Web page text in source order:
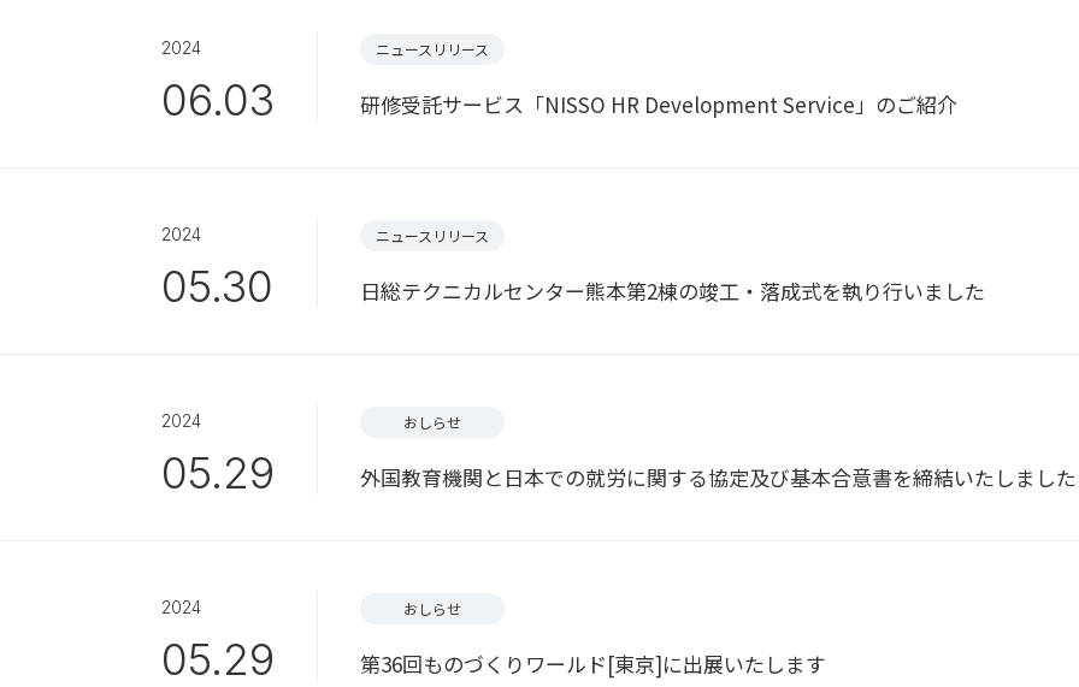
2024
06.03
ニュースリリース
研修受託サービス「NISSO HR Development Service」のご紹介
2024
05.30
ニュースリリース
日総テクニカルセンター熊本第2棟の竣工・落成式を執り行いました
2024
05.29
おしらせ
外国教育機関と日本での就労に関する協定及び基本合意書を締結いたしました
2024
05.29
おしらせ
第36回ものづくりワールド[東京]に出展いたします